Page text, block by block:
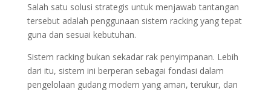
Salah satu solusi strategis untuk menjawab tantangan
tersebut adalah penggunaan sistem racking yang tepat
guna dan sesuai kebutuhan.
Sistem racking bukan sekadar rak penyimpanan. Lebih
dari itu, sistem ini berperan sebagai fondasi dalam
pengelolaan gudang modern yang aman, terukur, dan